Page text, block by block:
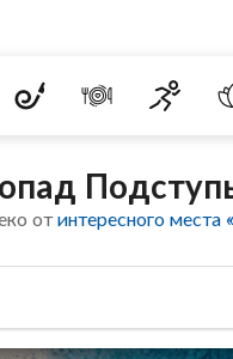
отинтересного